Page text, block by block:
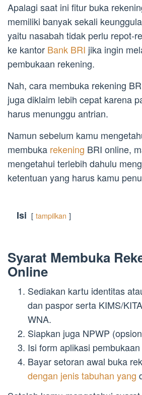
Apalagi saat ini fitur buka
memiliki banyak sekali
yaitu nasabah tidak perlu repot-
ke kantor Bank BRI jika ingin
pembukaan rekening.
Nah, cara membuka rekening
juga diklaim lebih cepat karena
harus menunggu antrian.
Namun sebelum kamu
membuka rekening BRI online,
mengetahui terlebih dahulu
ketentuan yang harus kamu
Isi tampilkan
Syarat Membuka
Online
Sediakan kartu identitas
dan paspor serta KIMS/
WNA.
Siapkan juga NPWP
Isi form aplikasi
Bayar setoran awal buka
dengan jenis tabuhan yang